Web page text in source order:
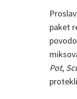
paket
Pot,